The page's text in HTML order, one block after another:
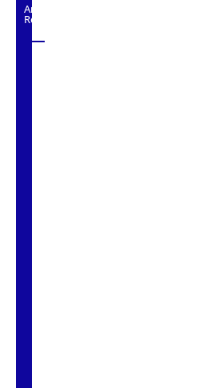
Artigos
Relacionados